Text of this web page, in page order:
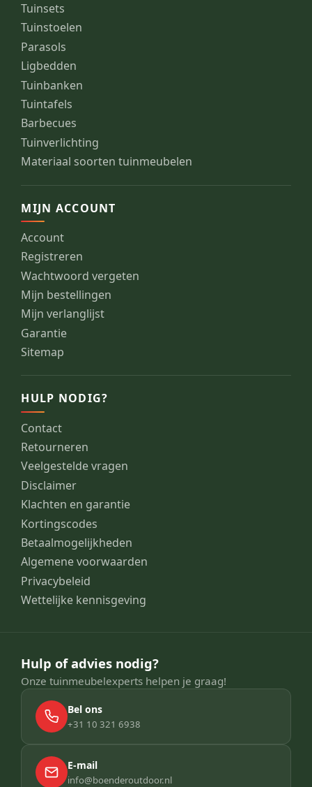
Tuinsets
Tuinstoelen
Parasols
Ligbedden
Tuinbanken
Tuintafels
Barbecues
Tuinverlichting
Materiaal soorten tuinmeubelen
MIJN ACCOUNT
Account
Registreren
Wachtwoord vergeten
Mijn bestellingen
Mijn verlanglijst
Garantie
Sitemap
HULP NODIG?
Contact
Retourneren
Veelgestelde vragen
Disclaimer
Klachten en garantie
Kortingscodes
Betaalmogelijkheden
Algemene voorwaarden
Privacybeleid
Wettelijke kennisgeving
Hulp of advies nodig?
Onze tuinmeubelexperts helpen je graag!
Bel ons
+31 10 321 6938
E-mail
info@boenderoutdoor.nl